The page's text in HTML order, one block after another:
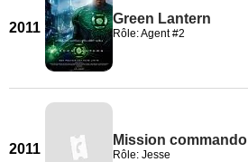
2011
Green Lantern
Rôle: Agent #2
2011
Mission commando
Rôle: Jesse